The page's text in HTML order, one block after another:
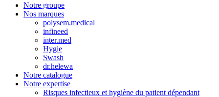
Notre groupe
Nos marques
polysem.medical
infineed
inter.med
Hygie
Swash
dr.helewa
Notre catalogue
Notre expertise
Risques infectieux et hygiène du patient dépendant